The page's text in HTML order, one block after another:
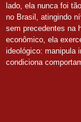
lado, ela nunca foi
no Brasil, atingindo
sem precedentes na
econômico, ela
ideológico: manipula
condiciona